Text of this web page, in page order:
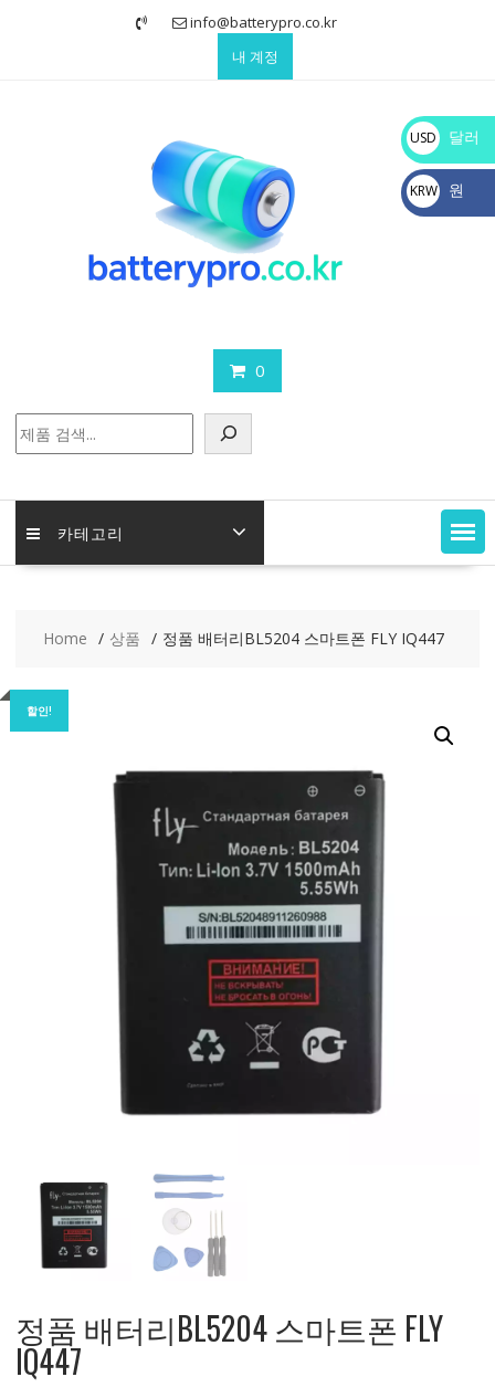
info@batterypro.co.kr
내 계정
0
색
카테고리
Home 상품 정품 배터리BL5204 스마트폰 FLY IQ447
할인!
정품 배터리BL5204 스마트폰 FLY
IQ447
USD
$
달러
KRW
₩
원